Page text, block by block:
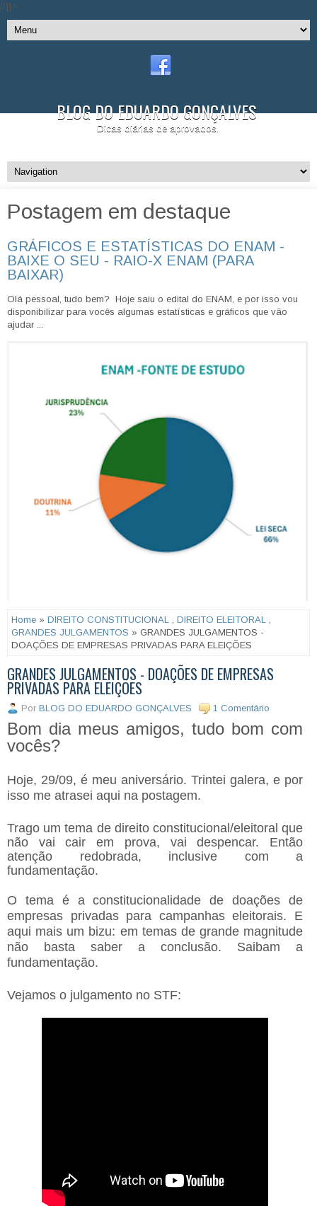
//]]>
BLOG DO EDUARDO GONÇALVES
Dicas diárias de aprovados.
Postagem em destaque
GRÁFICOS E ESTATÍSTICAS DO ENAM -
BAIXE O SEU - RAIO-X ENAM (PARA
BAIXAR)
Olá pessoal, tudo bem? Hoje saiu o edital do ENAM, e por isso vou
disponibilizar para vocês algumas estatísticas e gráficos que vão
ajudar ...
Home » DIREITO CONSTITUCIONAL DIREITO ELEITORAL
GRANDES JULGAMENTOS » GRANDES JULGAMENTOS -
DOAÇÕES DE EMPRESAS PRIVADAS PARA ELEIÇÕES
GRANDES JULGAMENTOS - DOAÇÕES DE EMPRESAS
PRIVADAS PARA ELEIÇÕES
Por BLOG DO EDUARDO GONÇALVES 1 Comentário
Bom dia meus amigos, tudo bom com
vocês?
Hoje, 29/09, é meu aniversário. Trintei galera, e por
isso me atrasei aqui na postagem.
Trago um tema de direito constitucional/eleitoral que
não vai cair em prova, vai despencar. Então
atenção redobrada, inclusive com a
fundamentação.
O tema é a constitucionalidade de doações de
empresas privadas para campanhas eleitorais. E
aqui mais um bizu: em temas de grande magnitude
não basta saber a conclusão. Saibam a
fundamentação.
Vejamos o julgamento no STF: